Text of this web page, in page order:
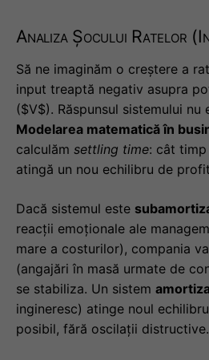
Analiza Șocului Ratelor
Să ne imaginăm o creștere a
input treaptă negativ asupra
($V$). Răspunsul sistemului nu
Modelarea matematică în
calculăm settling time: cât
atingă un nou echilibru de
Dacă sistemul este
reacții emoționale ale
mare a costurilor), compania
(angajări în masă urmate de
se stabiliza. Un sistem
ingineresc) atinge noul
posibil, fără oscilații distructive.